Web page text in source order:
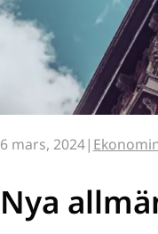
6 mars, 2024
Nya